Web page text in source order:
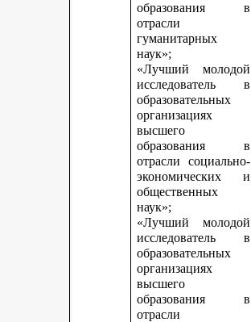
образования в
отрасли
гуманитарных
наук»;
«Лучший молодой
исследователь в
образовательных
организациях
высшего
образования в
отрасли социально-
экономических и
общественных
наук»;
«Лучший молодой
исследователь в
образовательных
организациях
высшего
образования в
отрасли